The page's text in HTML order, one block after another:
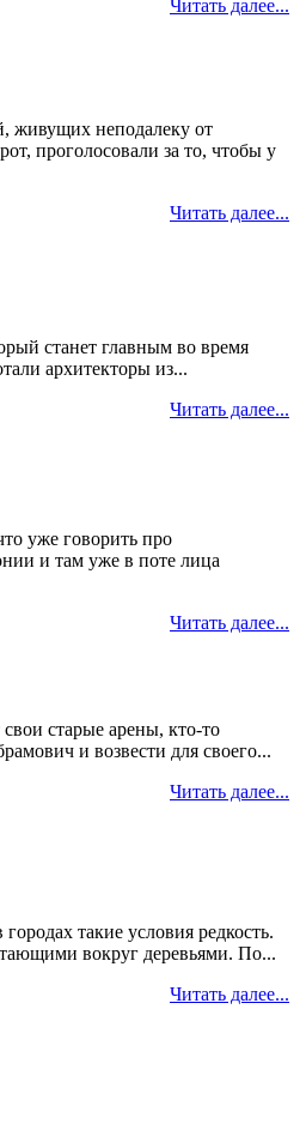
Читать далее...
живущих неподалеку от
проголосовали за то, чтобы у
Читать далее...
станет главным во время
архитекторы из...
Читать далее...
уже говорить про
и там уже в поте лица
Читать далее...
старые арены, кто-то
и возвести для своего...
Читать далее...
такие условия редкость.
вокруг деревьями. По...
Читать далее...